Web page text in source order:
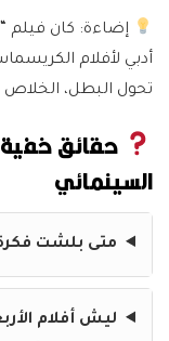
إضاءة:
أدبي لأفلام
تحول البطل، الخلاص
حقائق
السينمائي
متى بلشت
ليش أفلام